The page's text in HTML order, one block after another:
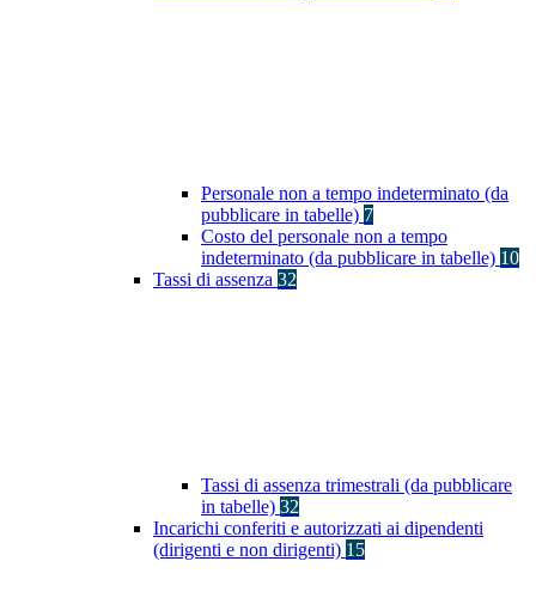
Personale non a tempo indeterminato (da
pubblicare in tabelle) 7
Costo del personale non a tempo
indeterminato (da pubblicare in tabelle) 10
Tassi di assenza 32
Tassi di assenza trimestrali (da pubblicare
in tabelle) 32
Incarichi conferiti e autorizzati ai dipendenti
(dirigenti e non dirigenti) 15